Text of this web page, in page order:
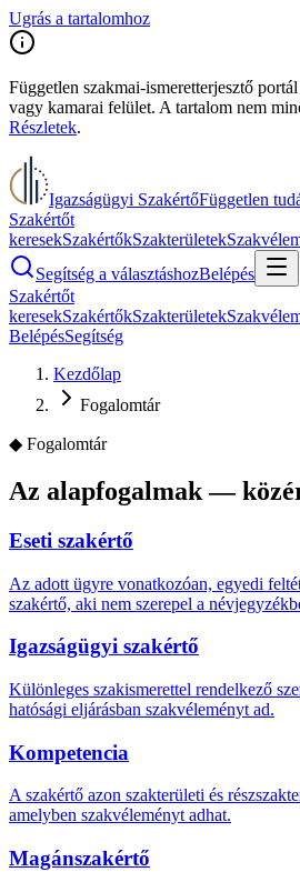
Ugrás a tartalomhoz
Független szakmai-ismeretterjesztő
vagy kamarai felület. A tartalom nem
Részletek.
Igazságügyi SzakértőFüggetlen
Szakértőt
keresekSzakértőkSzakterületek
Segítség a választáshozBelépés
Szakértőt
keresekSzakértőkSzakterületek
BelépésSegítség
Kezdőlap
Fogalomtár
◆ Fogalomtár
Az alapfogalmak —
Eseti szakértő
Az adott ügyre vonatkozóan, egyedi
szakértő, aki nem szerepel a
Igazságügyi szakértő
Különleges szakismerettel rendelkező
hatósági eljárásban szakvéleményt ad.
Kompetencia
A szakértő azon szakterületi és
amelyben szakvéleményt adhat.
Magánszakértő